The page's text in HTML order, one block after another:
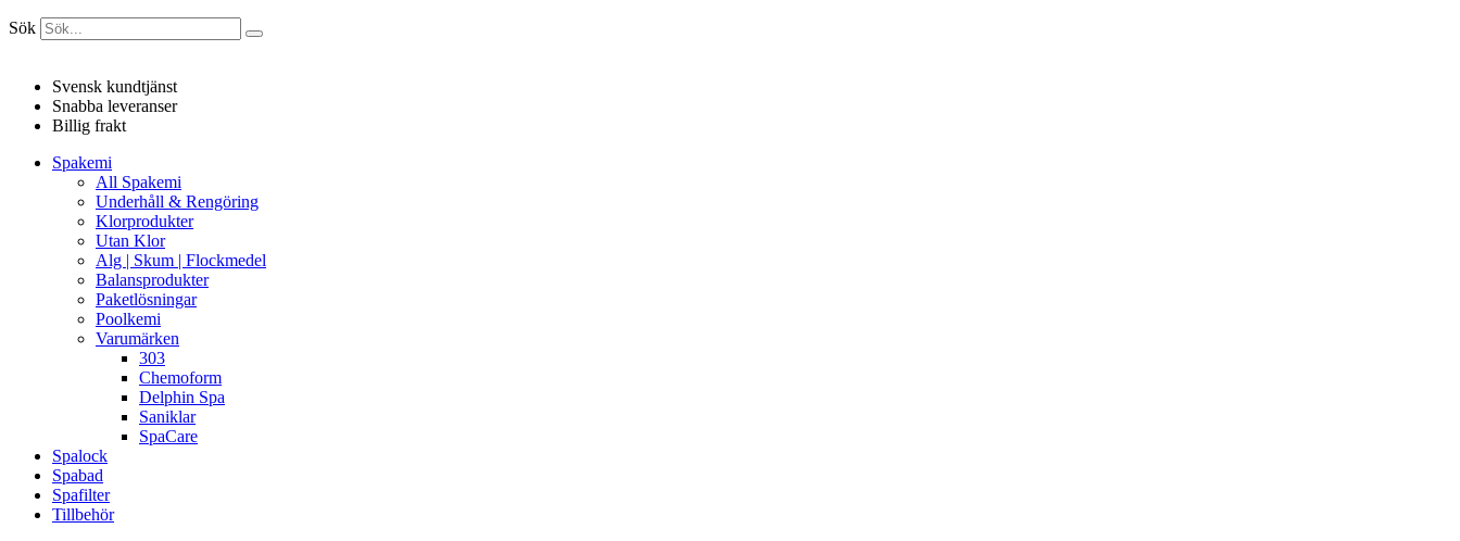
Sök
Svensk kundtjänst
Snabba leveranser
Billig frakt
Spakemi
All Spakemi
Underhåll & Rengöring
Klorprodukter
Utan Klor
Alg | Skum | Flockmedel
Balansprodukter
Paketlösningar
Poolkemi
Varumärken
303
Chemoform
Delphin Spa
Saniklar
SpaCare
Spalock
Spabad
Spafilter
Tillbehör